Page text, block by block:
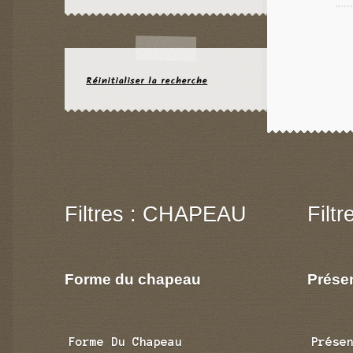
Réinitialiser la recherche
Filtres : CHAPEAU
Forme du chapeau
Forme Du Chapeau